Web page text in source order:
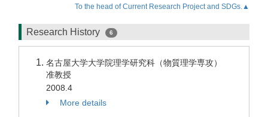
To the head of Current Research Project and SDGs.▲
Research History 6
名古屋大学大学院理学研究科（物質理学専攻）
准教授
2008.4
More details